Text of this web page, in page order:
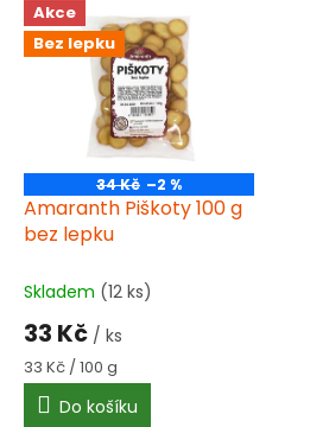
Akce
Bez lepku
34 Kč –2 %
Amaranth Piškoty 100 g
bez lepku
Skladem (12 ks)
33 Kč / ks
Měrná
cena:
33 Kč / 100 g
Do košíku